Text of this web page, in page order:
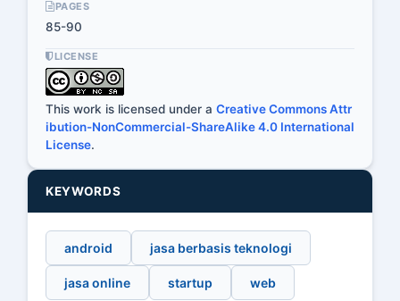
PAGES
85-90
LICENSE
This work is licensed under a Creative Commons Attr
ibution-NonCommercial-ShareAlike 4.0 International
License.
KEYWORDS
android jasa berbasis teknologi
jasa online startup web